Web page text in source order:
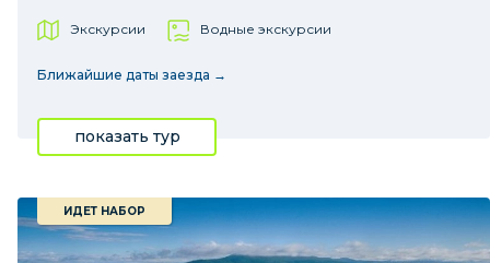
Экскурсии Водные экскурсии
Ближайшие даты заезда →
показать тур
ИДЕТ НАБОР